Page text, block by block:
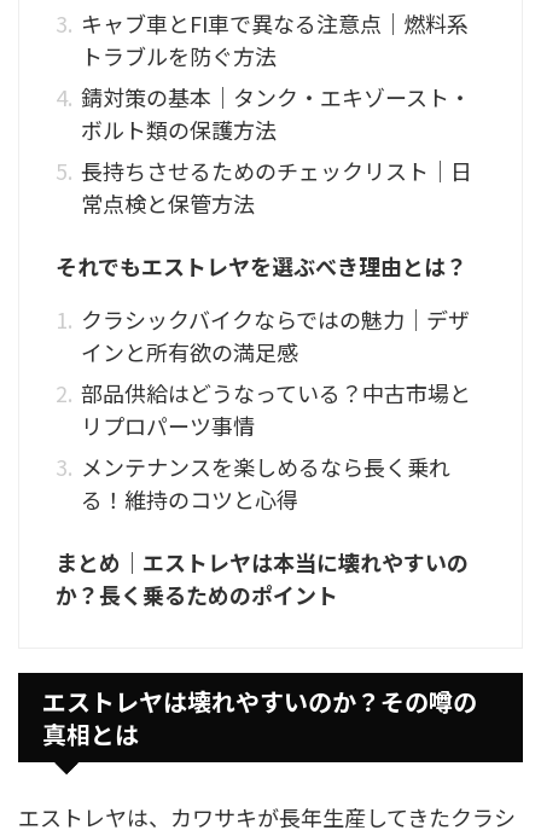
キャブ車とFI車で異なる注意点｜燃料系
トラブルを防ぐ方法
錆対策の基本｜タンク・エキゾースト・
ボルト類の保護方法
長持ちさせるためのチェックリスト｜日
常点検と保管方法
それでもエストレヤを選ぶべき理由とは？
クラシックバイクならではの魅力｜デザ
インと所有欲の満足感
部品供給はどうなっている？中古市場と
リプロパーツ事情
メンテナンスを楽しめるなら長く乗れ
る！維持のコツと心得
まとめ｜エストレヤは本当に壊れやすいの
か？長く乗るためのポイント
エストレヤは壊れやすいのか？その噂の
真相とは
エストレヤは、カワサキが長年生産してきたクラシ